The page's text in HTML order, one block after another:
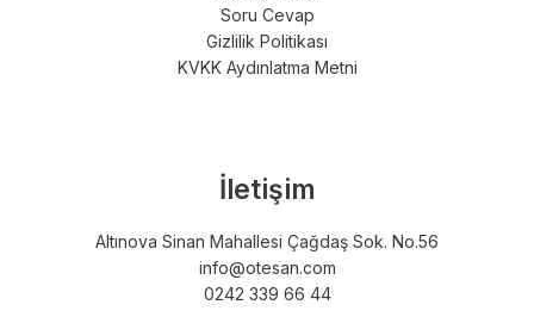
Soru Cevap
Gizlilik Politikası
KVKK Aydınlatma Metni
İletişim
Altınova Sinan Mahallesi Çağdaş Sok. No.56
info@otesan.com
0242 339 66 44